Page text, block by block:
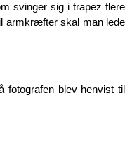
svinger sig i trapez flere
armkræfter skal man lede
fotografen blev henvist til